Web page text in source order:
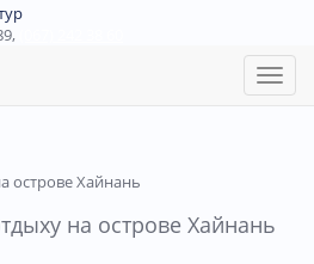
Toggle
острове Хайнань
на острове Хайнань